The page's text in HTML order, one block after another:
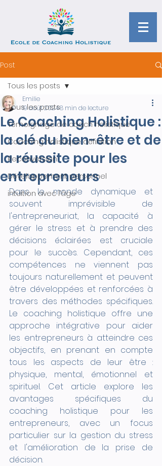
Post
Tous les posts
Témoignage de coach holistique
Coaching holistique définition
Reconversion
Développement personnel
intuition avec l’âge
Tous les posts
Le Coaching Holistique :
la clé du bien-être et de
la réussite pour les
entrepreneurs
Emilie
19 août 20248 min de lecture
Dans le monde dynamique et
souvent imprévisible de
l'entrepreneuriat, la capacité à
gérer le stress et à prendre des
décisions éclairées est cruciale
pour le succès. Cependant, ces
compétences ne viennent pas
toujours naturellement et peuvent
être développées et renforcées à
travers des méthodes spécifiques.
Le coaching holistique offre une
approche intégrative pour aider
les entrepreneurs à atteindre ces
objectifs, en prenant en compte
tous les aspects de leur être :
physique, mental, émotionnel et
spirituel. Cet article explore les
avantages spécifiques du
coaching holistique pour les
entrepreneurs, avec un focus
particulier sur la gestion du stress
et l'amélioration de la prise de
décision.